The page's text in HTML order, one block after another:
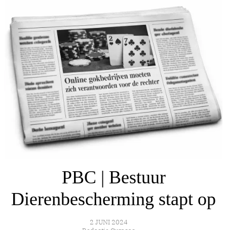
PBC | Bestuur
Dierenbescherming stapt op
2 JUNI 2024